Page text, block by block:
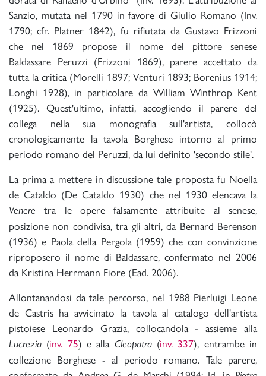
Sanzio, mutata nel 1790 in favore di Giulio Romano (Inv.
1790; cfr. Platner 1842), fu rifiutata da Gustavo Frizzoni
che nel 1869 propose il nome del pittore senese
Baldassare Peruzzi (Frizzoni 1869), parere accettato da
tutta la critica (Morelli 1897; Venturi 1893; Borenius 1914;
Longhi 1928), in particolare da William Winthrop Kent
(1925). Quest'ultimo, infatti, accogliendo il parere del
collega nella sua monografia sull'artista, collocò
cronologicamente la tavola Borghese intorno al primo
periodo romano del Peruzzi, da lui definito 'secondo stile'.
La prima a mettere in discussione tale proposta fu Noella
de Cataldo (De Cataldo 1930) che nel 1930 elencava la
Venere
tra le opere falsamente attribuite al senese,
posizione non condivisa, tra gli altri, da Bernard Berenson
(1936) e Paola della Pergola (1959) che con convinzione
riproposero il nome di Baldassare, confermato nel 2006
da Kristina Herrmann Fiore (Ead. 2006).
Allontanandosi da tale percorso, nel 1988 Pierluigi Leone
de Castris ha avvicinato la tavola al catalogo dell'artista
pistoiese Leonardo Grazia, collocandola - assieme alla
Lucrezia (inv. 75) e alla Cleopatra (inv. 337), entrambe in
collezione Borghese - al periodo romano. Tale parere,